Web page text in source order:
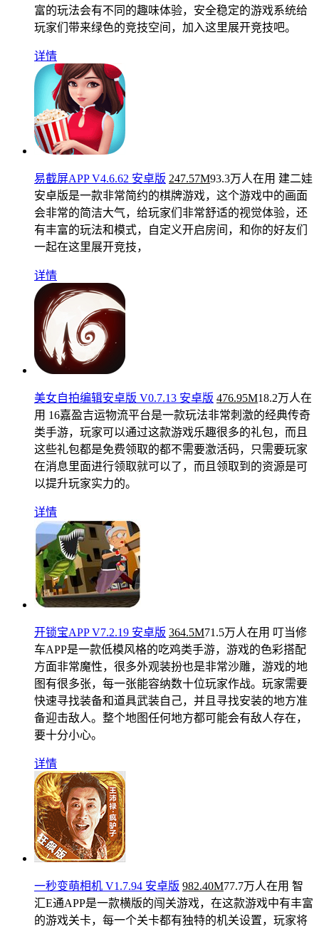
富的玩法会有不同的趣味体验，安全稳定的游戏系统给
玩家们带来绿色的竞技空间，加入这里展开竞技吧。
详情
易截屏APP V4.6.62 安卓版 247.57M93.3万人在用 建二娃
安卓版是一款非常简约的棋牌游戏，这个游戏中的画面
会非常的简洁大气，给玩家们非常舒适的视觉体验，还
有丰富的玩法和模式，自定义开启房间，和你的好友们
一起在这里展开竞技，
详情
美女自拍编辑安卓版 V0.7.13 安卓版 476.95M18.2万人在
用 16嘉盈吉运物流平台是一款玩法非常刺激的经典传奇
类手游，玩家可以通过这款游戏乐趣很多的礼包，而且
这些礼包都是免费领取的都不需要激活码，只需要玩家
在消息里面进行领取就可以了，而且领取到的资源是可
以提升玩家实力的。
详情
开锁宝APP V7.2.19 安卓版 364.5M71.5万人在用 叮当修
车APP是一款低模风格的吃鸡类手游，游戏的色彩搭配
方面非常魔性，很多外观装扮也是非常沙雕，游戏的地
图有很多张，每一张能容纳数十位玩家作战。玩家需要
快速寻找装备和道具武装自己，并且寻找安装的地方准
备迎击敌人。整个地图任何地方都可能会有敌人存在，
要十分小心。
详情
一秒变萌相机 V1.7.94 安卓版 982.40M77.7万人在用 智
汇E通APP是一款横版的闯关游戏，在这款游戏中有丰富
的游戏关卡，每一个关卡都有独特的机关设置，玩家将